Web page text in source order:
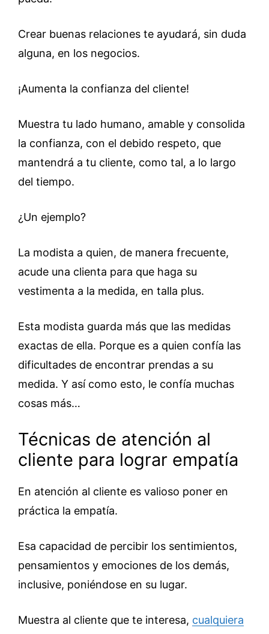
Crear buenas relaciones te ayudará, sin duda
alguna, en los negocios.
¡Aumenta la confianza del cliente!
Muestra tu lado humano, amable y consolida
la confianza, con el debido respeto, que
mantendrá a tu cliente, como tal, a lo largo
del tiempo.
¿Un ejemplo?
La modista a quien, de manera frecuente,
acude una clienta para que haga su
vestimenta a la medida, en talla plus.
Esta modista guarda más que las medidas
exactas de ella. Porque es a quien confía las
dificultades de encontrar prendas a su
medida. Y así como esto, le confía muchas
cosas más…
Técnicas de atención al
cliente para lograr empatía
En atención al cliente es valioso poner en
práctica la empatía.
Esa capacidad de percibir los sentimientos,
pensamientos y emociones de los demás,
inclusive, poniéndose en su lugar.
Muestra al cliente que te interesa, cualquiera